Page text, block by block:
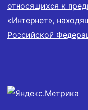
относящихся к
«Интернет»,
Российской